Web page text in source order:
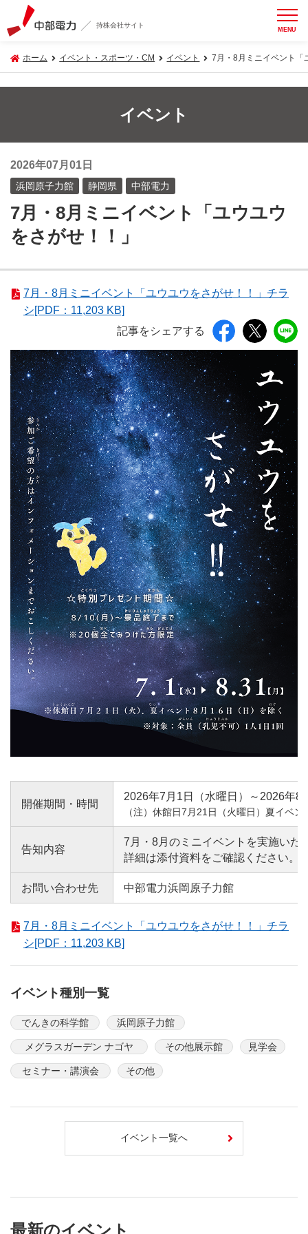
持株会社サイト MENU
ホーム イベント・スポーツ・CM イベント 7月・8月ミニイベント「
イベント
2026年07月01日
浜岡原子力館 静岡県 中部電力
7月・8月ミニイベント「ユウユウ
をさがせ！！」
7月・8月ミニイベント「ユウユウをさがせ！！」チラ
シ[PDF：11,203 KB]
記事をシェアする
開催期間・時間
2026年7月1日（水曜日）～2026年8
（注）休館日7月21日（火曜日）夏イベ
告知内容
7月・8月のミニイベントを実施いた
詳細は添付資料をご確認ください。
お問い合わせ先 中部電力浜岡原子力館
7月・8月ミニイベント「ユウユウをさがせ！！」チラ
シ[PDF：11,203 KB]
イベント種別一覧
でんきの科学館 浜岡原子力館
メグラスガーデン ナゴヤ その他展示館 見学会
セミナー・講演会 その他
イベント一覧へ
最新のイベント